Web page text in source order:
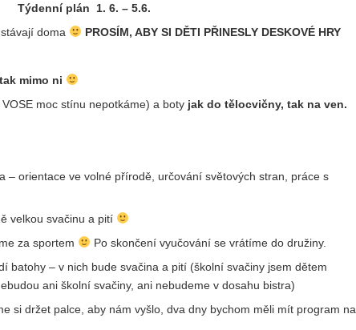
Týdenní plán 1. 6. – 5.6.
doma
PROSÍM, ABY SI DĚTI PŘINESLY DESKOVÉ HRY
mimo ni
moc stínu nepotkáme) a boty jak do tělocvičny, tak na ven.
– orientace ve volné přírodě, určování světových stran, práce s
velkou svačinu a pití
za sportem
Po skončení vyučování se vrátíme do družiny.
batohy – v nich bude svačina a pití (školní svačiny jsem dětem
ani školní svačiny, ani nebudeme v dosahu bistra)
si držet palce, aby nám vyšlo, dva dny bychom měli mít program na